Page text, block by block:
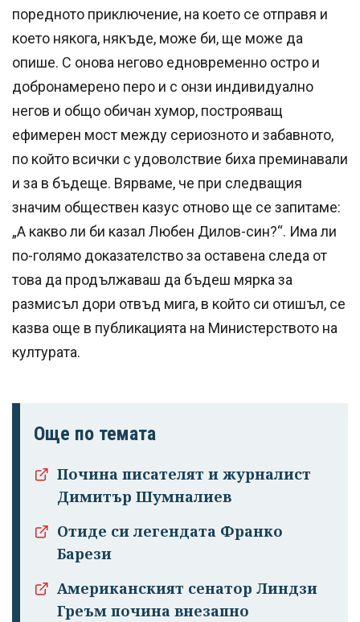
поредното приключение, на което се отправя и
което някога, някъде, може би, ще може да
опише. С онова негово едновременно остро и
добронамерено перо и с онзи индивидуално
негов и общо обичан хумор, построяващ
ефимерен мост между сериозното и забавното,
по който всички с удоволствие биха преминавали
и за в бъдеще. Вярваме, че при следващия
значим обществен казус отново ще се запитаме:
„А какво ли би казал Любен Дилов-син?“. Има ли
по-голямо доказателство за оставена следа от
това да продължаваш да бъдеш мярка за
размисъл дори отвъд мига, в който си отишъл, се
казва още в публикацията на Министерството на
културата.
Още по темата
Почина писателят и журналист
Димитър Шумналиев
Отиде си легендата Франко
Барези
Американският сенатор Линдзи
Греъм почина внезапно